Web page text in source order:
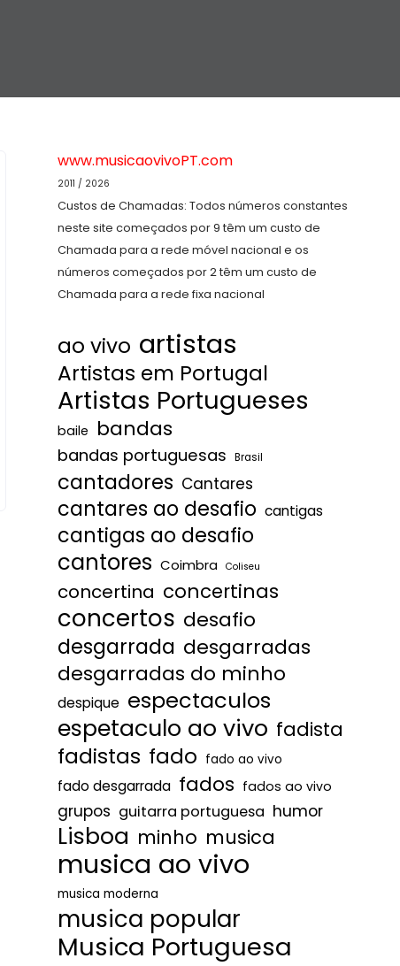
www.musicaovivoPT.com
2011 / 2026
Custos de Chamadas: Todos números constantes
neste site começados por 9 têm um custo de
Chamada para a rede móvel nacional e os
números começados por 2 têm um custo de
Chamada para a rede fixa nacional
ao vivo artistas
Artistas em Portugal
Artistas Portugueses
baile bandas
bandas portuguesas Brasil
cantadores Cantares
cantares ao desafio cantigas
cantigas ao desafio
cantores Coimbra Coliseu
concertina concertinas
concertos desafio
desgarrada desgarradas
desgarradas do minho
despique espectaculos
espetaculo ao vivo fadista
fadistas fado fado ao vivo
fado desgarrada fados fados ao vivo
grupos guitarra portuguesa humor
Lisboa minho musica
musica ao vivo
musica moderna
musica popular
Musica Portuguesa